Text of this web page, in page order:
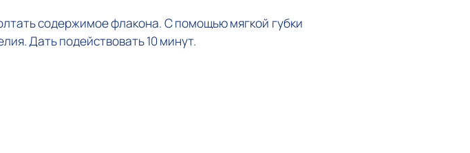
содержимое флакона. С помощью мягкой губки
Дать подействовать 10 минут.